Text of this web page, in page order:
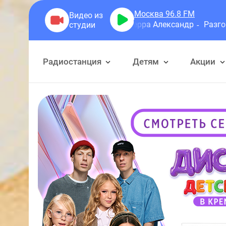
Москва 96.8 FM
Герра Александр
Разговоры
Радиостанция Детям Акции